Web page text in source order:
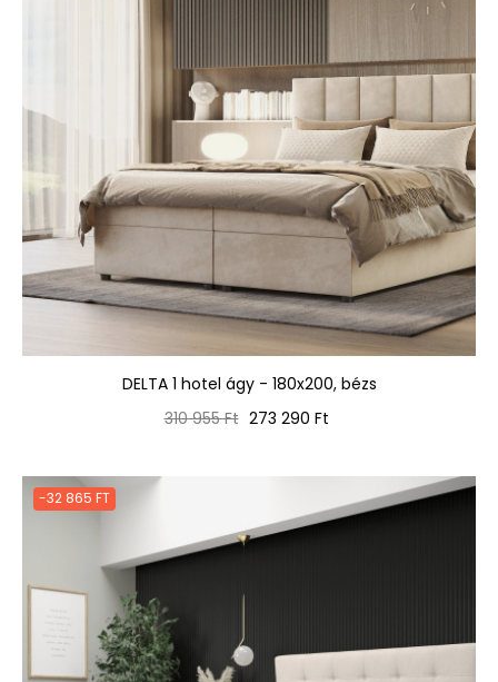
DELTA 1 hotel ágy - 180x200, bézs
Normál
310 955 Ft Ár
273 290 Ft
-32 865 FT